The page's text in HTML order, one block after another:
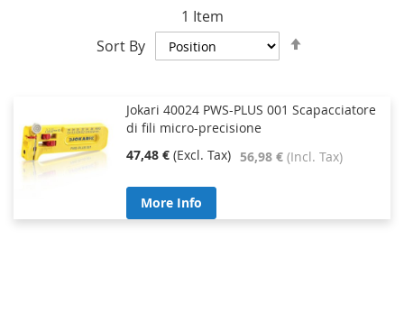
1 Item
Sort By
Jokari 40024 PWS-PLUS 001 Scapacciatore
di fili micro-precisione
56,98 €
47,48 €
More Info